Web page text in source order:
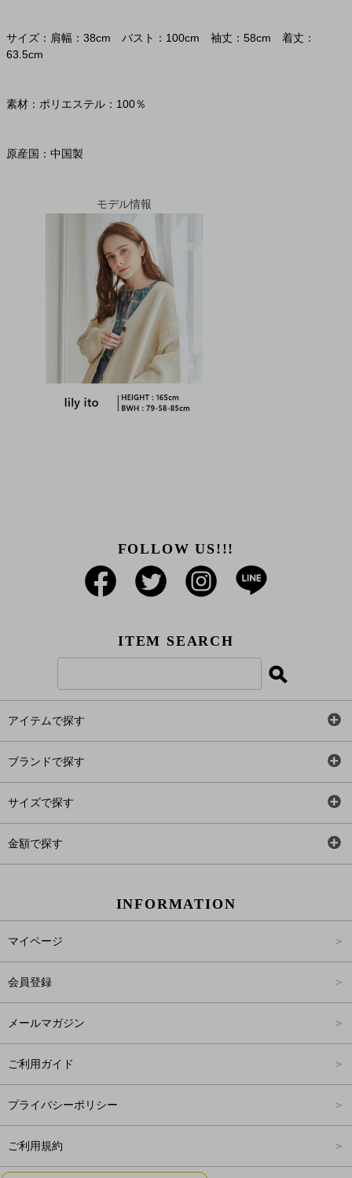
サイズ：肩幅：38cm バスト：100cm 袖丈：58cm 着丈：
63.5cm
素材：ポリエステル：100％
原産国：中国製
モデル情報
FOLLOW US!!!
ITEM SEARCH
アイテムで探す
ブランドで探す
サイズで探す
金額で探す
INFORMATION
マイページ
会員登録
メールマガジン
ご利用ガイド
プライバシーポリシー
ご利用規約